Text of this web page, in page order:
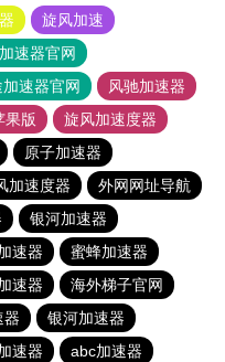
旋风加速
速器官网
速器官网
风驰加速器
果版
旋风加速度器
原子加速器
加速度器
外网网址导航
银河加速器
速器
蜜蜂加速器
速器
海外梯子官网
器
银河加速器
速器
abc加速器